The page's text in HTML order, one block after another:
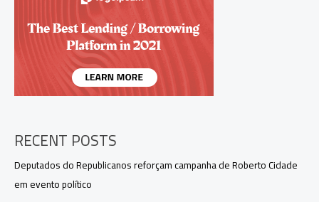
RECENT POSTS
Deputados do Republicanos reforçam campanha de Roberto Cidade
em evento político